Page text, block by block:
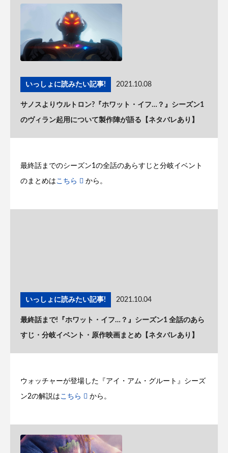
いっしょに読みたい記事! 2021.10.08
サノスよりウルトロン?『ホワット・イフ…？』シーズン1
のヴィラン起用について製作陣が語る【ネタバレあり】
最終話までのシーズン1の全話のあらすじと分岐イベント
のまとめは こちら から。
いっしょに読みたい記事! 2021.10.04
最終話まで!『ホワット・イフ…？』シーズン1 全話のあら
すじ・分岐イベント・原作映画まとめ【ネタバレあり】
ウォッチャーが登場した『アイ・アム・グルート』シーズ
ン2の解説はこちら から。